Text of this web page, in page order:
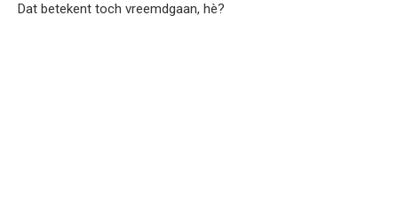
Dat betekent toch vreemdgaan, hè?